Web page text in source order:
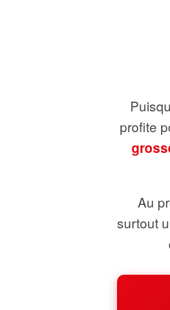
profite
Au
surtout